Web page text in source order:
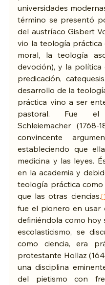
universidades
término se presentó
del austríaco Gisbert
vio la teología
moral, la teología
devoción), y la política
predicación,
desarrollo de la
práctica vino a ser
pastoral. Fue el
Schleiemacher
convincente
estableciendo que
medicina y las leyes.
en la academia y
teología práctica como
que las otras ciencias.
fue el pionero en usar
definiéndola como hoy
escolasticismo, se
como ciencia, era
protestante Hollaz
una disciplina
del pietismo con